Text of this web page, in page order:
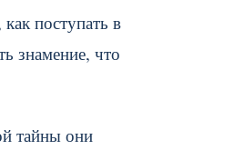
поступать в
знамение, что
тайны они